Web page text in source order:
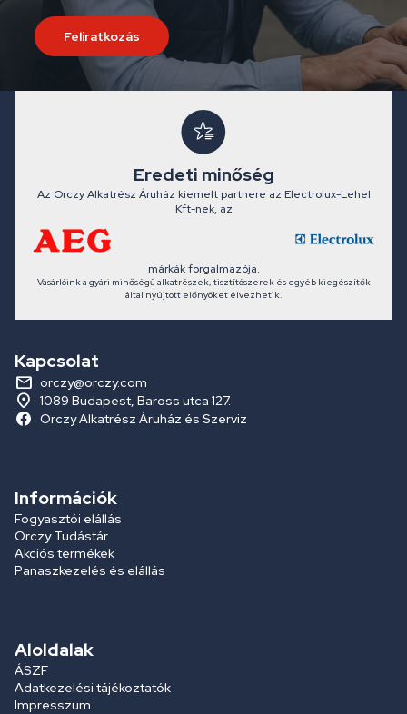
Feliratkozás
Eredeti minőség
Az Orczy Alkatrész Áruház kiemelt partnere az Electrolux-Lehel
Kft-nek, az
márkák forgalmazója.
Vásárlóink a gyári minőségű alkatrészek, tisztítószerek és egyéb kiegészítők
által nyújtott előnyöket élvezhetik.
Kapcsolat
orczy@orczy.com
1089 Budapest, Baross utca 127.
Orczy Alkatrész Áruház és Szerviz
Információk
Fogyasztói elállás
Orczy Tudástár
Akciós termékek
Panaszkezelés és elállás
Aloldalak
ÁSZF
Adatkezelési tájékoztatók
Impresszum